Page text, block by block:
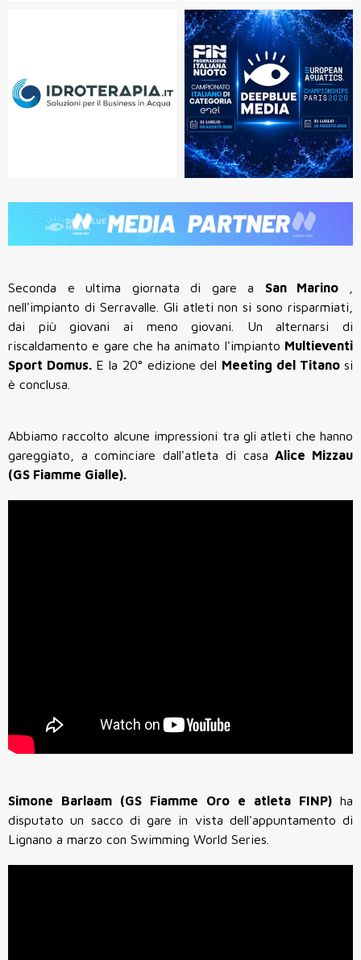
Seconda e ultima giornata di gare a San Marino
nell'impianto di Serravalle. Gli atleti non si sono risparmiati,
dai più giovani ai meno giovani. Un alternarsi di
riscaldamento e gare che ha animato l'impianto Multieventi
Sport Domus. E la 20° edizione del Meeting del Titano si
è conclusa.
Abbiamo raccolto alcune impressioni tra gli atleti che hanno
gareggiato, a cominciare dall'atleta di casa Alice Mizzau
(GS Fiamme Gialle).
Simone Barlaam (GS Fiamme Oro e atleta FINP) ha
disputato un sacco di gare in vista dell'appuntamento di
Lignano a marzo con Swimming World Series.